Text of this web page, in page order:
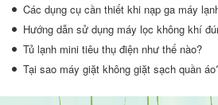
Các dụng cụ cần thiết khi nạp ga máy
Hướng dẫn sử dụng máy lọc không khí
Tủ lạnh mini tiêu thụ điện như thế nào?
Tại sao máy giặt không giặt sạch quần